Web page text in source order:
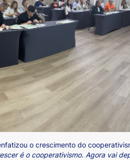
o crescimento do
é o cooperativismo. Agora vai